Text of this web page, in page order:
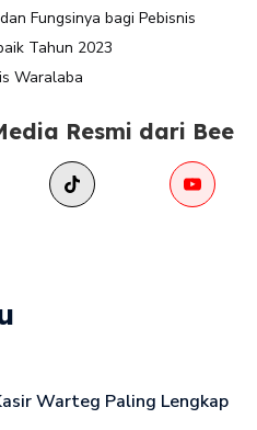
Fungsinya bagi Pebisnis
Tahun 2023
Waralaba
Resmi dari Bee
Warteg Paling Lengkap